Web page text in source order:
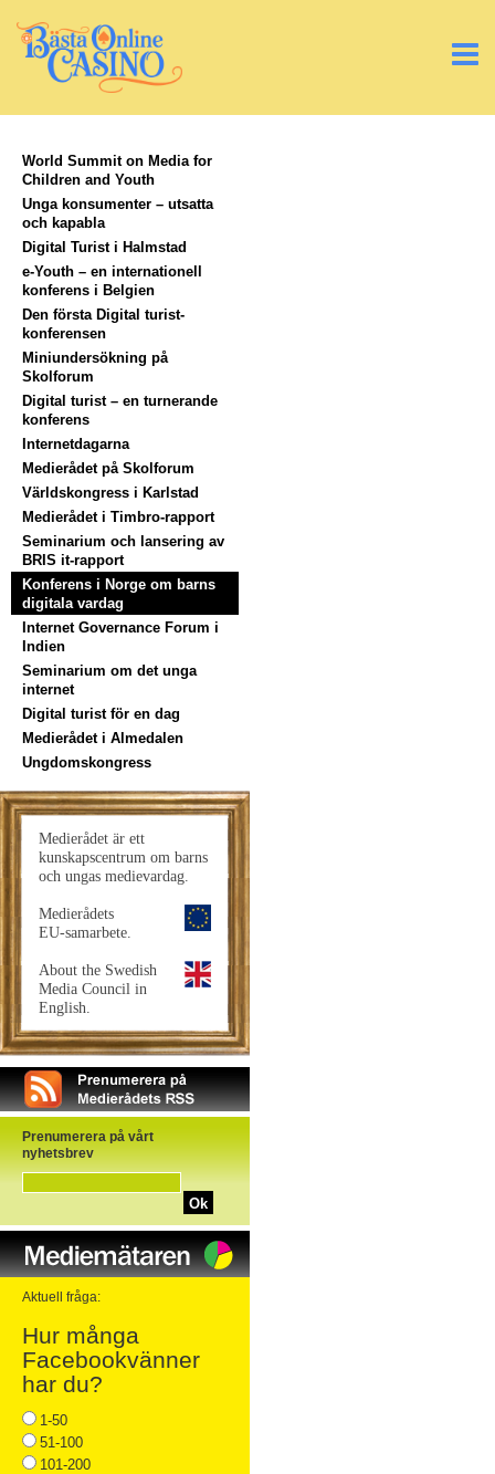
World Summit on Media for
Children and Youth
Unga konsumenter – utsatta
och kapabla
Digital Turist i Halmstad
e-Youth – en internationell
konferens i Belgien
Den första Digital turist-
konferensen
Miniundersökning på
Skolforum
Digital turist – en turnerande
konferens
Internetdagarna
Medierådet på Skolforum
Världskongress i Karlstad
Medierådet i Timbro-rapport
Seminarium och lansering av
BRIS it-rapport
Konferens i Norge om barns
digitala vardag
Internet Governance Forum i
Indien
Seminarium om det unga
internet
Digital turist för en dag
Medierådet i Almedalen
Ungdomskongress
Medierådet är ett
kunskapscentrum om barns
och ungas medievardag.
Medierådets
EU-samarbete.
About the Swedish
Media Council in
English.
Prenumerera på vårt
nyhetsbrev
Ok
Aktuell fråga:
Hur många
Facebookvänner
har du?
1-50
51-100
101-200